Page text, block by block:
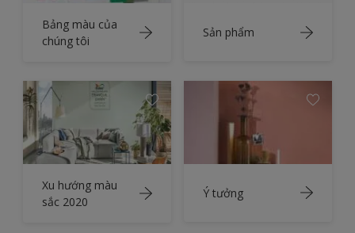
Bảng màu của
chúng tôi
Sản phẩm
Xu hướng màu
sắc 2020
Ý tưởng